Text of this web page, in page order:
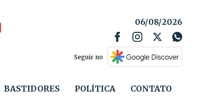
06/08/2026
Seguir no
BASTIDORES POLÍTICA CONTATO